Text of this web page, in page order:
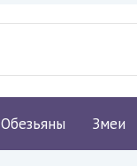
Обезьяны Змеи